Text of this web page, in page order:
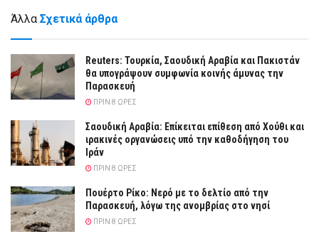
Άλλα Σχετικά άρθρα
Reuters: Τουρκία, Σαουδική Αραβία και Πακιστάν
θα υπογράψουν συμφωνία κοινής άμυνας την
Παρασκευή
ΠΡΙΝ 8 ΏΡΕΣ
Σαουδική Αραβία: Επίκειται επίθεση από Χούθι και
ιρακινές οργανώσεις υπό την καθοδήγηση του
Ιράν
ΠΡΙΝ 8 ΏΡΕΣ
Πουέρτο Ρίκο: Νερό με το δελτίο από την
Παρασκευή, λόγω της ανομβρίας στο νησί
ΠΡΙΝ 8 ΏΡΕΣ